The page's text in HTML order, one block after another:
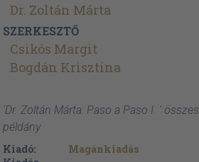
Dr. Zoltán Márta
SZERKESZTŐ
Csikós Margit
Bogdán Krisztina
'Dr. Zoltán Márta: Paso a Paso I. ' összes
példány
Kiadó:
Magánkiadás